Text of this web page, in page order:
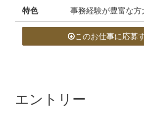
特色 事務経験が豊富な方
このお仕事に応募
エントリー